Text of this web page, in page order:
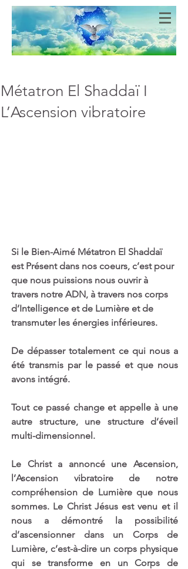
Bien-Aimés
COEURS DE LUMIERE
Métatron El Shaddaï I
L’Ascension vibratoire
Si le Bien-Aimé Métatron El Shaddaï
est Présent dans nos coeurs, c’est pour
que nous puissions nous ouvrir à
travers notre ADN, à travers nos corps
d’Intelligence et de Lumière et de
transmuter les énergies inférieures.
De dépasser totalement ce qui nous a
été transmis par le passé et que nous
avons intégré.
Tout ce passé change et appelle à une
autre structure, une structure d’éveil
multi-dimensionnel.
Le Christ a annoncé une Ascension,
l’Ascension vibratoire de notre
compréhension de Lumière que nous
sommes. Le Christ Jésus est venu et il
nous a démontré la possibilité
d’ascensionner dans un Corps de
Lumière, c’est-à-dire un corps physique
qui se transforme en un Corps de